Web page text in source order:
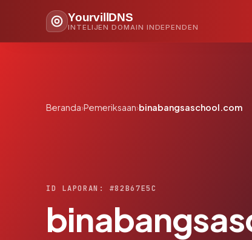
YourvillDNS
INTELIJEN DOMAIN INDEPENDEN
Beranda›Pemeriksaan›binabangsaschool.com
ID LAPORAN: #82B67E5C